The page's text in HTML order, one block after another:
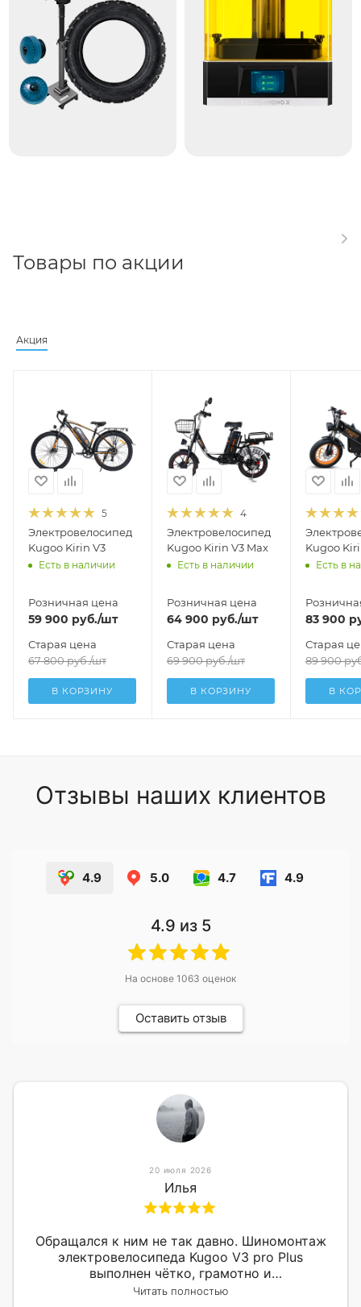
Товары по акции
Акция
5
Электровелосипед
Kugoo Kirin V3
Есть в наличии
Розничная цена
59 900 руб./шт
Старая цена
67 800руб./шт
В КОРЗИНУ
4
Электровелосипед
Kugoo Kirin V3 Max
Есть в наличии
Розничная цена
64 900 руб./шт
Старая цена
69 900руб./шт
В КОРЗИНУ
Kugoo
Есть в
83 900
Старая
89 900
В
Отзывы наших клиентов
4.9 5.0 4.7 4.9
4.9 из 5
На основе 1063 оценок
Оставить отзыв
20 июля 2026
Илья
Обращался к ним не так давно. Шиномонтаж
электровелосипеда Kugoo V3 pro Plus
выполнен чётко, грамотно и
квалифицированно. Всё сделано оперативно и
Читать полностью